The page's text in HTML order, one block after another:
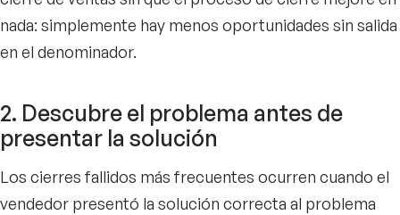
nada: simplemente hay menos oportunidades sin salida
en el denominador.
2. Descubre el problema antes de
presentar la solución
Los cierres fallidos más frecuentes ocurren cuando el
vendedor presentó la solución correcta al problema